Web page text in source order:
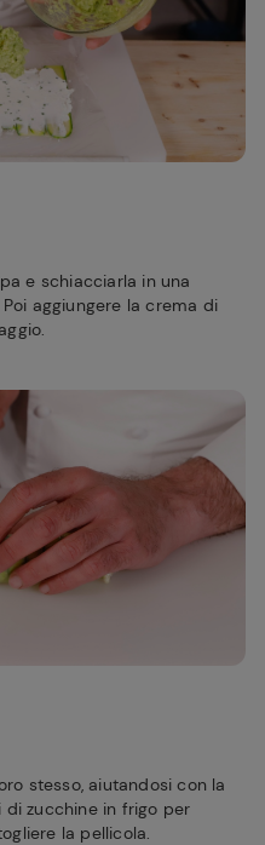
e schiacciarla in una
aggiungere la crema di
stesso, aiutandosi con la
di zucchine in frigo per
la pellicola.